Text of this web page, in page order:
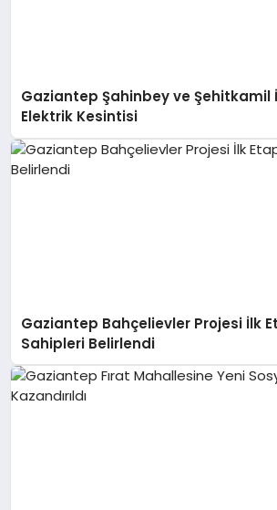
Gaziantep Şahinbey ve Şehitkamil
Elektrik Kesintisi
Gaziantep Bahçelievler Projesi İlk
Sahipleri Belirlendi